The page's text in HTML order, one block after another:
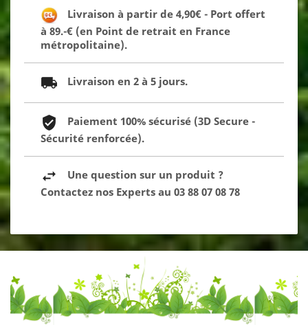
Livraison à partir de 4,90€ - Port offert
à 89.-€ (en Point de retrait en France
métropolitaine).
Livraison en 2 à 5 jours.
Paiement 100% sécurisé (3D Secure -
Sécurité renforcée).
Une question sur un produit ?
Contactez nos Experts au 03 88 07 08 78